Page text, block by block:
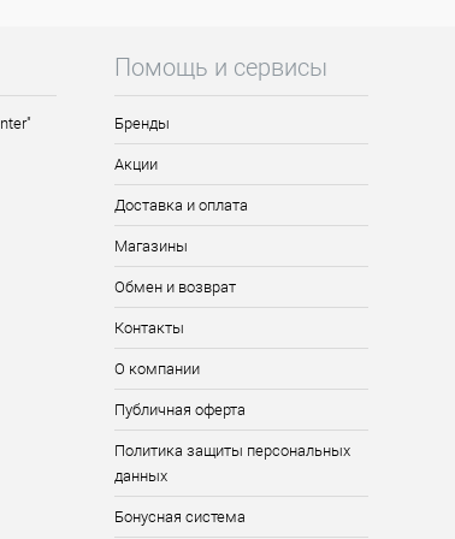
на животных, без ароматизаторов
Помощь и сервисы
Бренды
Акции
Доставка и оплата
Магазины
Обмен и возврат
Контакты
О компании
Публичная оферта
Политика защиты персональных
данных
Бонусная система